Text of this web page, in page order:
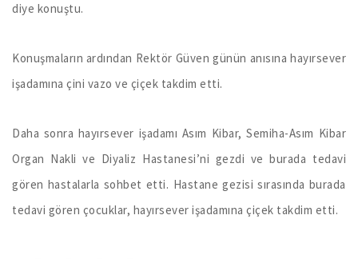
diye konuştu.
Konuşmaların ardından Rektör Güven günün anısına hayırsever
işadamına çini vazo ve çiçek takdim etti.
Daha sonra hayırsever işadamı Asım Kibar, Semiha-Asım Kibar
Organ Nakli ve Diyaliz Hastanesi’ni gezdi ve burada tedavi
gören hastalarla sohbet etti. Hastane gezisi sırasında burada
tedavi gören çocuklar, hayırsever işadamına çiçek takdim etti.